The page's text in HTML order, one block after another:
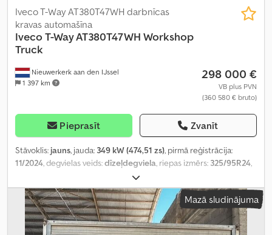
Nieuwerkerk aan den IJssel
1 397 km
Iveco T-Way AT380T47WH darbnīcas
kravas automašīna
IvecoT-Way AT380T47WH Workshop
Truck
298 000 €
VB plus PVN
(360 580 € bruto)
Pieprasīt Zvanīt
Stāvoklis: jauns, jauda: 349 kW (474,51 zs), pirmā reģistrācija:
11/2024, degvielas veids:dīzeļdegviela, riepas izmērs: 325/95R24,
, riteņu bāze:
dīzeļdegviela, degvielas tvertnes tilpums:390 l, krāsa:balts,
vadītāja kabīne:gulēšanas kabīne, pārnesuma veids:mehānisks,
emisijas klase:Euro 3, piekares sistēma: tērauds, kopējais garums:
9 660 mm, kopējais platums:2 500 mm, kopējais augstums:4 060
Mazā sludinājuma